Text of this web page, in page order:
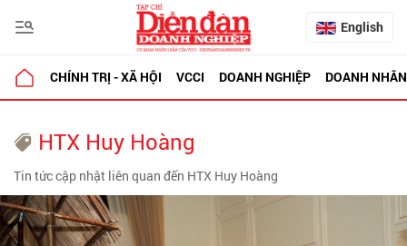
English
CHÍNH TRỊ - XÃ HỘI VCCI DOANH NGHIỆP DOANH NHÂN
HTX Huy Hoàng
Tin tức cập nhật liên quan đến HTX Huy Hoàng